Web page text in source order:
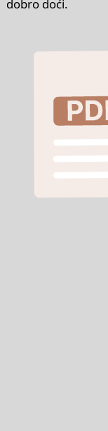
dobro doći.